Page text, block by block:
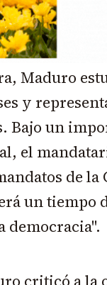
Maduro
y
Bajo un
el
de
un tiempo
democracia".